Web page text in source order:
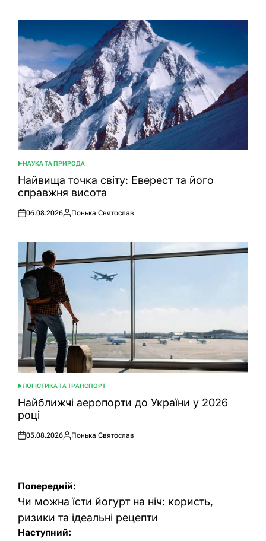
ОПУБЛІКУВАТИ
У
НАУКА ТА ПРИРОДА
Найвища точка світу: Еверест та його
справжня висота
Оприлюднено
06.08.2026
Опубліковано
Понька Святослав
ОПУБЛІКУВАТИ
У
ЛОГІСТИКА ТА ТРАНСПОРТ
Найближчі аеропорти до України у 2026
році
Оприлюднено
05.08.2026
Опубліковано
Понька Святослав
Навігація
записів
Попередній:
Чи можна їсти йогурт на ніч: користь,
ризики та ідеальні рецепти
Наступний: